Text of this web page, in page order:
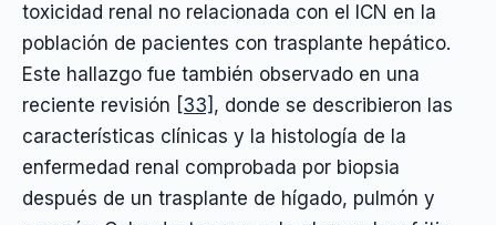
toxicidad renal no relacionada con el ICN en la
población de pacientes con trasplante hepático.
Este hallazgo fue también observado en una
reciente revisión [33] , donde se describieron las
características clínicas y la histología de la
enfermedad renal comprobada por biopsia
después de un trasplante de hígado, pulmón y